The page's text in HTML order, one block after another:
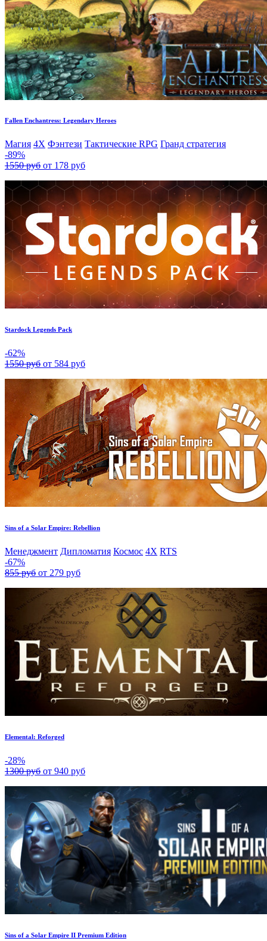
Fallen Enchantress: Legendary Heroes
Магия 4X Фэнтези Тактические RPG Гранд стратегия
-89%
1550 руб от 178 руб
Stardock Legends Pack
-62%
1550 руб от 584 руб
Sins of a Solar Empire: Rebellion
Менеджмент Дипломатия Космос 4X RTS
-67%
855 руб от 279 руб
Elemental: Reforged
-28%
1300 руб от 940 руб
Sins of a Solar Empire II Premium Edition